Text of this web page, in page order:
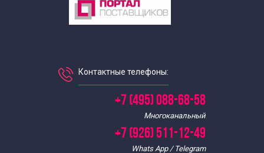
Контактные телефоны:
+7 (926) 511-12-49
+7 (926) 511-12-59
Whats App / Telegram